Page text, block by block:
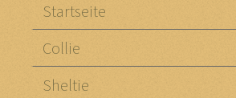
Startseite
Collie
Sheltie